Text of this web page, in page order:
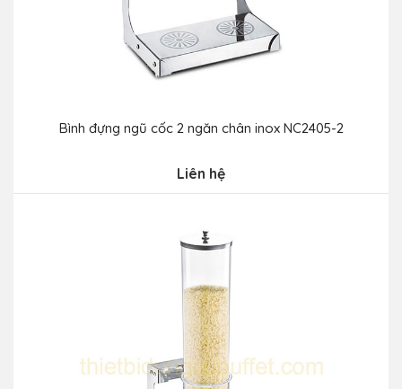
Bình đựng ngũ cốc 2 ngăn chân inox NC2405-2
Liên hệ